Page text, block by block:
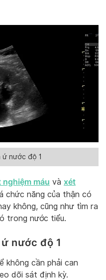
nước độ 1
nghiệm máu và xét
chức năng của thận có
không, cũng như tìm ra
trong nước tiểu.
nước độ 1
không cần phải can
dõi sát định kỳ.